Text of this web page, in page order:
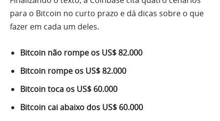
para o Bitcoin no curto prazo e dá dicas sobre o que
fazer em cada um deles.
Bitcoin não rompe os US$ 82.000
Bitcoin rompe os US$ 82.000
Bitcoin toca os US$ 60.000
Bitcoin cai abaixo dos US$ 60.000